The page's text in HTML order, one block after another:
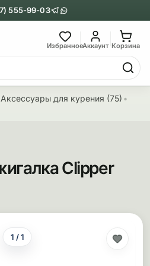
555-99-03
ИзбранноеАккаунт Корзина
Главное
Трубки
Металлические
Выпариватели
Аксессуары для курения (75)
Clipper
1 / 1